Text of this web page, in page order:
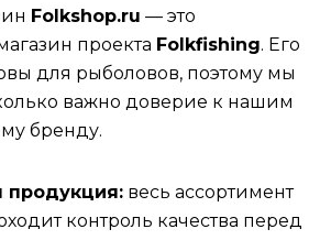
Folkshop.ru — это
проекта Folkfishing. Его
для рыболовов, поэтому мы
важно доверие к нашим
бренду.
продукция: весь ассортимент
контроль качества перед